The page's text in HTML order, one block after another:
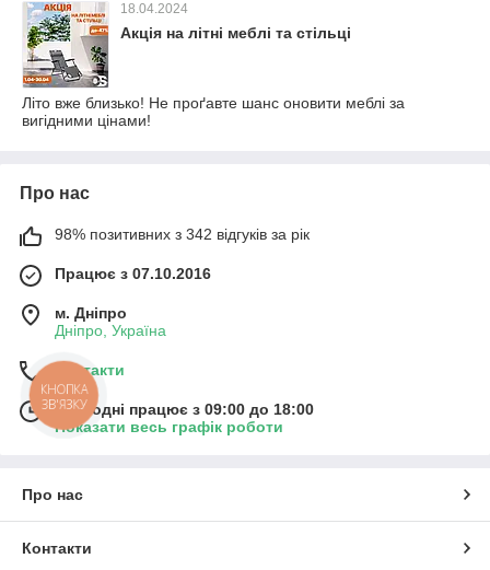
18.04.2024
Акція на літні меблі та стільці
Літо вже близько! Не проґавте шанс оновити меблі за
вигідними цінами!
Про нас
98% позитивних з 342 відгуків за рік
Працює з 07.10.2016
м. Дніпро
Дніпро, Україна
Контакти
Сьогодні працює з 09:00 до 18:00
Показати весь графік роботи
Про нас
Контакти
КНОПКА
ЗВ'ЯЗКУ